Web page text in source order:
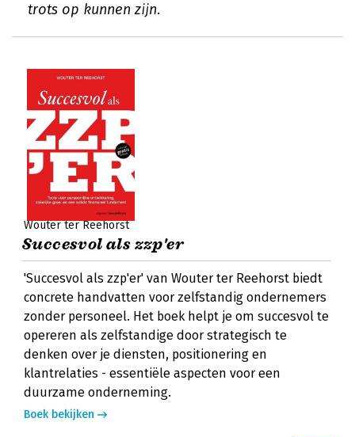
trots op kunnen zijn.
Wouter ter Reehorst
Succesvol als zzp'er
'Succesvol als zzp'er' van Wouter ter Reehorst biedt
concrete handvatten voor zelfstandig ondernemers
zonder personeel. Het boek helpt je om succesvol te
opereren als zelfstandige door strategisch te
denken over je diensten, positionering en
klantrelaties - essentiële aspecten voor een
duurzame onderneming.
Boek bekijken